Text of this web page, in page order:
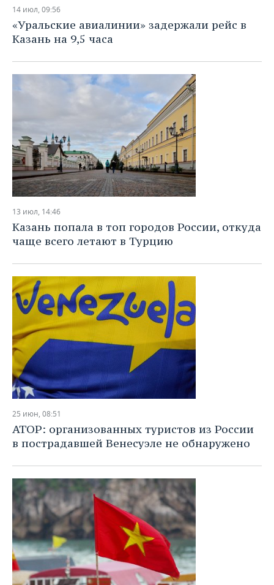
НЕФТЕХИМИЯ
НЕФТЬ
ОПК
ЭНЕРГЕТИКА
РОЗНИЧНАЯ ТОРГОВЛЯ
НОВОСТИ ТЕХНОЛОГИЙ
ТЕЛЕКОММУНИКАЦИИ
МЕРОПРИЯТИЯ
ВЫЕЗДНАЯ РЕДАКЦИЯ
БИЗНЕС-БРАНЧИ
ONLINE-КОНФЕРЕНЦИИ
ОТКРЫТАЯ ЛЕКЦИЯ
НОВОСТИ СПОРТА
ХОККЕЙ
БАСКЕТБОЛ
ВОЛЕЙБОЛ
ФИГУРНОЕ КАТАНИЕ
ВОДНЫЕ ВИДЫ СПОРТА
ХОККЕЙ С МЯЧОМ
ОБЩЕСТВО
НОВОСТИ ОБЩЕСТВА
ВЛАСТЬ
ИНФРАСТРУКТУРА
ИСТОРИЯ
МЕДИЦИНА
ОБРАЗОВАНИЕ
ПРОИСШЕСТВИЯ
СЮЖЕТЫ
СПРАВОЧНИК
СПИСОК ПЕРСОН
ПОЛНАЯ ВЕРСИЯ
14 июл, 09:56
«Уральские авиалинии» задержали рейс в
Казань на 9,5 часа
13 июл, 14:46
Казань попала в топ городов России, откуда
чаще всего летают в Турцию
25 июн, 08:51
АТОР: организованных туристов из России
в пострадавшей Венесуэле не обнаружено